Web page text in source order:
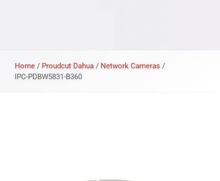
Home / Proudcut Dahua / Network Cameras /
IPC-PDBW5831-B360